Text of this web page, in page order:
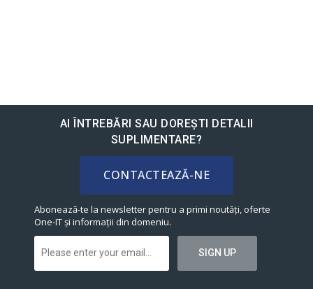
AI ÎNTREBĂRI SAU DOREȘTI DETALII
SUPLIMENTARE?
CONTACTEAZĂ-NE
Abonează-te la newsletter pentru a primi noutăți, oferte
One-IT și informații din domeniu.